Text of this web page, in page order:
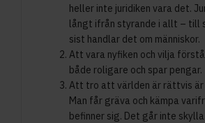
heller inte juridiken vara det.
långt ifrån styrande i allt – till
sist handlar det om människor.
Att vara nyfiken och vilja
både roligare och spar pengar.
Att tro att världen är rättvis är
Man får gräva och kämpa
befinner sig. Det går inte